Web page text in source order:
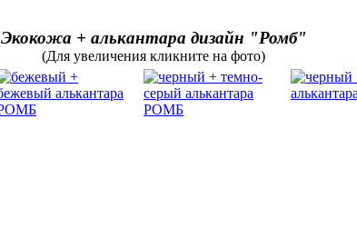
Экокожа + алькантара дизайн "Ромб"
(Для увеличения кликните на фото)